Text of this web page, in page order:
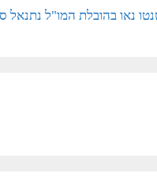
נאו בהובלת המו"ל נתנאל